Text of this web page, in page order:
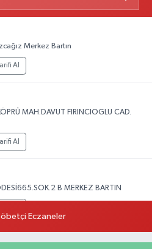
Merkez Bartın
Al
MAH.DAVUT FIRINCIOGLU CAD.
Al
B MERKEZ BARTIN
Eczaneler